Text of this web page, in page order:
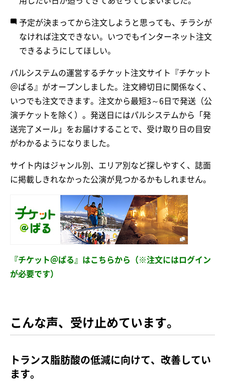
予定が決まってから注文しようと思っても、チラシが
なければ注文できない。いつでもインターネット注文
できるようにしてほしい。
パルシステムの運営するチケット注文サイト『チケット
＠ぱる』がオープンしました。注文締切日に関係なく、
いつでも注文できます。注文から最短3～6日で発送（公
演チケットを除く）。発送日にはパルシステムから「発
送完了メール」をお届けすることで、受け取り日の目安
がわかるようになりました。
サイト内はジャンル別、エリア別など探しやすく、誌面
に掲載しきれなかった公演が見つかるかもしれません。
『チケット＠ぱる』はこちらから（※注文にはログイン
が必要です）
こんな声、受け止めています。
トランス脂肪酸の低減に向けて、改善してい
ます。